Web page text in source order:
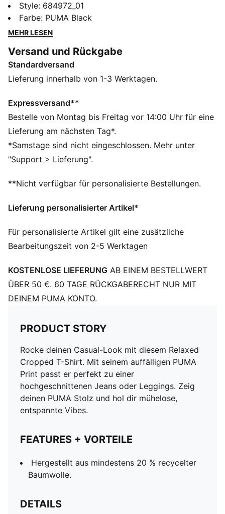
Cropped T-Shirt. Mit seinem auffälligen PUMA Print
passt er perfekt zu einer hochgeschnittenen Jeans
oder Leggings. Zeig deinen PUMA Stolz und hol dir
FEATURES + VORTEILE
Hergestellt aus mindestens 20 % recycelter
Baumwolle.
Relaxed Fit
160 g/m², Single-Jersey-Gewebe
Cropped-Schnitt
Rundhalsausschnitt
Kurze Ärmel
Tiefe Schulter
PUMA Branding-Details
Style: 684972_01
Farbe: PUMA Black
MEHR LESEN
Versand und Rückgabe
Standardversand
Lieferung innerhalb von 1-3 Werktagen.
Expressversand**
Bestelle von Montag bis Freitag vor 14:00 Uhr für eine
Lieferung am nächsten Tag*.
*Samstage sind nicht eingeschlossen. Mehr unter
"Support > Lieferung".
**Nicht verfügbar für personalisierte Bestellungen.
Lieferung personalisierter Artikel*
Für personalisierte Artikel gilt eine zusätzliche
Bearbeitungszeit von 2-5 Werktagen
KOSTENLOSE LIEFERUNG AB EINEM BESTELLWERT
ÜBER 50 €. 60 TAGE RÜCKGABERECHT NUR MIT
DEINEM PUMA KONTO.
PRODUCT STORY
Rocke deinen Casual-Look mit diesem Relaxed
Cropped T-Shirt. Mit seinem auffälligen PUMA
Print passt er perfekt zu einer
hochgeschnittenen Jeans oder Leggings. Zeig
deinen PUMA Stolz und hol dir mühelose,
entspannte Vibes.
FEATURES + VORTEILE
Hergestellt aus mindestens 20 % recycelter
Baumwolle.
DETAILS